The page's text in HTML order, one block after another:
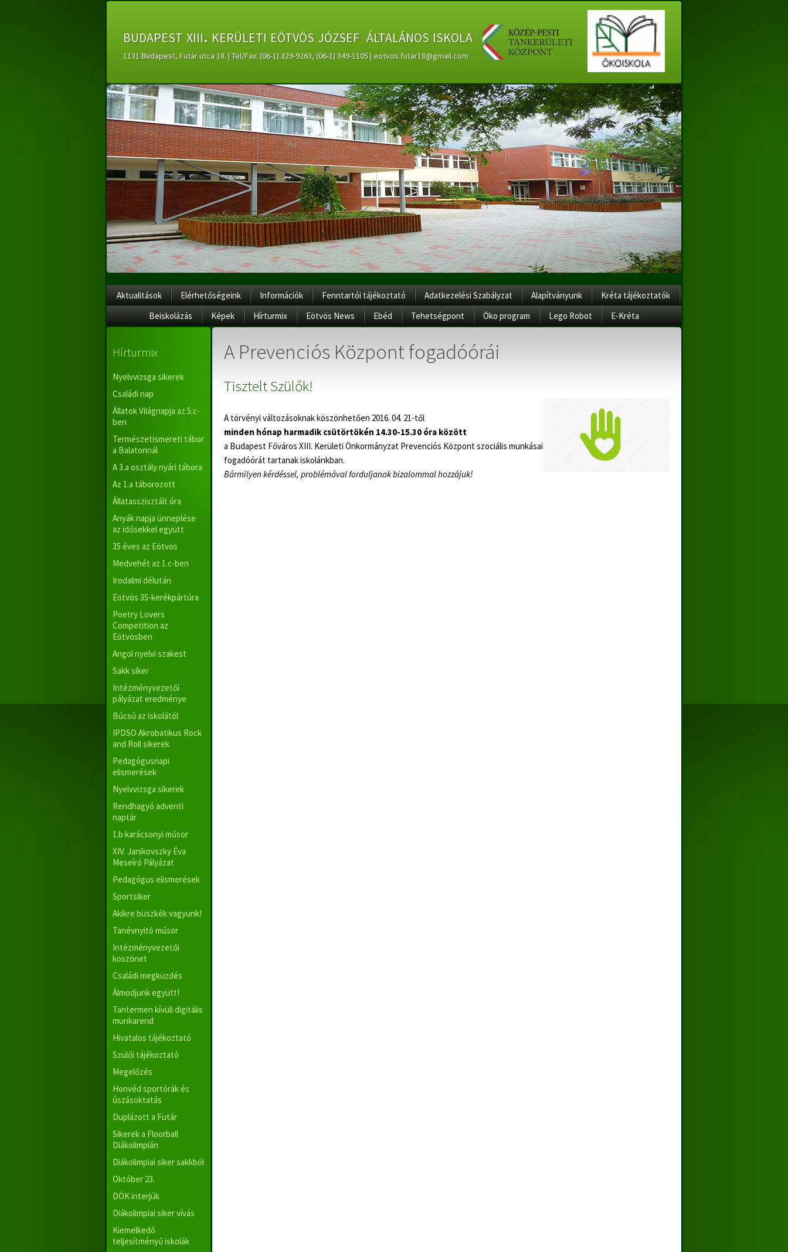
budapest xiii. kerületi eötvös józsef általános iskola
1131 Budapest, Futár utca 18. | Tel/Fax: (06-1) 329-9263, (06-1) 349-1105 | eotvos.futar18@gmail.com
Aktualitások Elérhetőségeink Információk Fenntartói tájékoztató Adatkezelési Szabályzat Alapítványunk
Kréta tájékoztatók
Beiskolázás
Képek Hírturmix Eötvös News Ebéd Tehetségpont Öko program Lego Robot E-Kréta
Hírturmix
Nyelvvizsga sikerek
Családi nap
Állatok Világnapja az 5.c-
ben
Természetismereti tábor
a Balatonnál
A 3.a osztály nyári tábora
Az 1.a táborozott
Állatasszisztált óra
Anyák napja ünneplése
az idősekkel együtt
35 éves az Eötvös
Medvehét az 1.c-ben
Irodalmi délután
Eötvös 35-kerékpártúra
Poetry Lovers
Competition az
Eötvösben
Angol nyelvi szakest
Sakk siker
Intézményvezetői
pályázat eredménye
Búcsú az iskolától
IPDSO Akrobatikus Rock
and Roll sikerek
Pedagógusnapi
elismerések
Nyelvvizsga sikerek
Rendhagyó adventi
naptár
1.b karácsonyi műsor
XIV. Janikovszky Éva
Meseíró Pályázat
Pedagógus elismerések
Sportsiker
Akikre büszkék vagyunk!
Tanévnyitó műsor
Intézményvezetői
köszönet
Családi megküzdés
Álmodjunk együtt!
Tantermen kívüli digitális
munkarend
Hivatalos tájékoztató
Szülői tájékoztató
Megelőzés
Honvéd sportórák és
úszásoktatás
Duplázott a Futár
Sikerek a Floorball
Diákolimpián
Diákolimpiai siker sakkból
Október 23.
DÖK interjúk
Diákolimpiai siker vívás
Kiemelkedő
teljesítményű iskolák
A Prevenciós Központ fogadóórái
Tisztelt Szülők!
A törvényi változásoknak köszönhetően 2016. 04. 21-től
minden hónap harmadik csütörtökén 14.30-15.30 óra között
a Budapest Főváros XIII. Kerületi Önkormányzat Prevenciós Központ szociális munkásai
fogadóórát tartanak iskolánkban.
Bármilyen kérdéssel, problémával forduljanak bizalommal hozzájuk!